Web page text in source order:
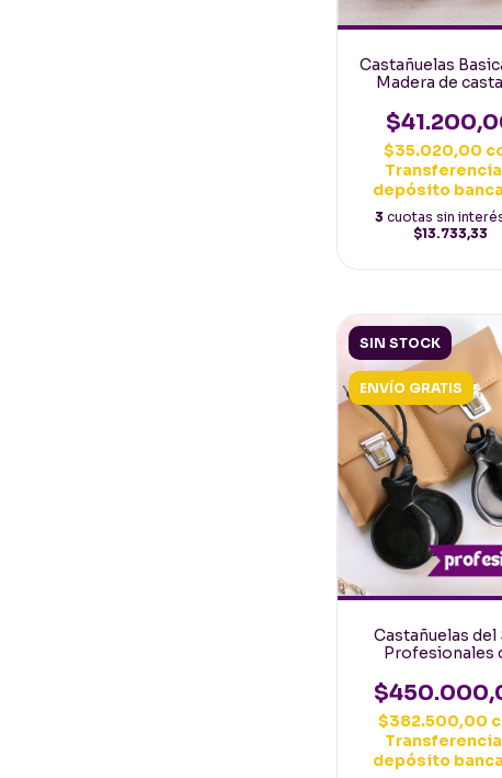
Castañuelas
Madera de
Iniciacion
$35.020,00
depósito
3 cuotas sin
$13.733,33
SIN STOCK
ENVÍO GRATIS
Castañuelas del
Profesionales
Españolas
$382.500,00
depósito